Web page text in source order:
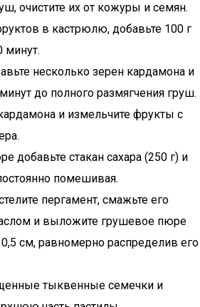
очистите их от кожуры и семян.
в кастрюлю, добавьте 100 г
минут.
несколько зерен кардамона и
до полного размягчения груш.
и измельчите фрукты с
добавьте стакан сахара (250 г) и
помешивая.
пергамент, смажьте его
и выложите грушевое пюре
см, равномерно распределив его
тыквенные семечки и